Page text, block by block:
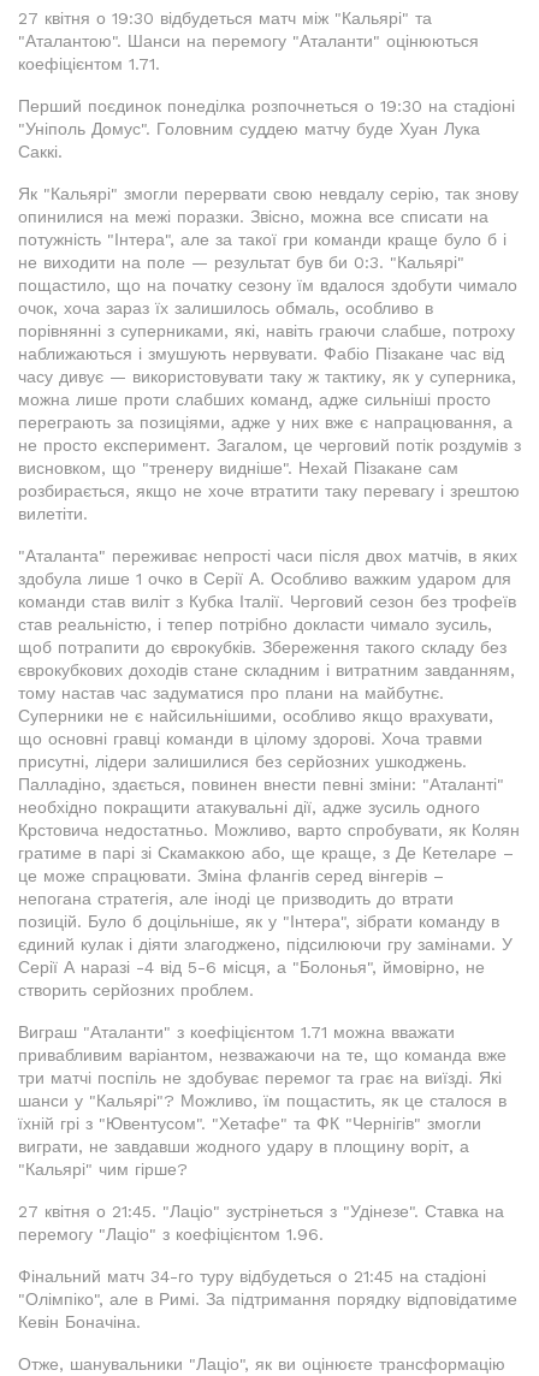
27 квітня о 19:30 відбудеться матч між "Кальярі" та
"Аталантою". Шанси на перемогу "Аталанти" оцінюються
коефіцієнтом 1.71.
Перший поєдинок понеділка розпочнеться о 19:30 на стадіоні
"Уніполь Домус". Головним суддею матчу буде Хуан Лука
Саккі.
Як "Кальярі" змогли перервати свою невдалу серію, так знову
опинилися на межі поразки. Звісно, можна все списати на
потужність "Інтера", але за такої гри команди краще було б і
не виходити на поле — результат був би 0:3. "Кальярі"
пощастило, що на початку сезону їм вдалося здобути чимало
очок, хоча зараз їх залишилось обмаль, особливо в
порівнянні з суперниками, які, навіть граючи слабше, потроху
наближаються і змушують нервувати. Фабіо Пізакане час від
часу дивує — використовувати таку ж тактику, як у суперника,
можна лише проти слабших команд, адже сильніші просто
переграють за позиціями, адже у них вже є напрацювання, а
не просто експеримент. Загалом, це черговий потік роздумів з
висновком, що "тренеру видніше". Нехай Пізакане сам
розбирається, якщо не хоче втратити таку перевагу і зрештою
вилетіти.
"Аталанта" переживає непрості часи після двох матчів, в яких
здобула лише 1 очко в Серії А. Особливо важким ударом для
команди став виліт з Кубка Італії. Черговий сезон без трофеїв
став реальністю, і тепер потрібно докласти чимало зусиль,
щоб потрапити до єврокубків. Збереження такого складу без
єврокубкових доходів стане складним і витратним завданням,
тому настав час задуматися про плани на майбутнє.
Суперники не є найсильнішими, особливо якщо врахувати,
що основні гравці команди в цілому здорові. Хоча травми
присутні, лідери залишилися без серйозних ушкоджень.
Палладіно, здається, повинен внести певні зміни: "Аталанті"
необхідно покращити атакувальні дії, адже зусиль одного
Крстовича недостатньо. Можливо, варто спробувати, як Колян
гратиме в парі зі Скамаккою або, ще краще, з Де Кетеларе –
це може спрацювати. Зміна флангів серед вінгерів –
непогана стратегія, але іноді це призводить до втрати
позицій. Було б доцільніше, як у "Інтера", зібрати команду в
єдиний кулак і діяти злагоджено, підсилюючи гру замінами. У
Серії А наразі -4 від 5-6 місця, а "Болонья", ймовірно, не
створить серйозних проблем.
Виграш "Аталанти" з коефіцієнтом 1.71 можна вважати
привабливим варіантом, незважаючи на те, що команда вже
три матчі поспіль не здобуває перемог та грає на виїзді. Які
шанси у "Кальярі"? Можливо, їм пощастить, як це сталося в
їхній грі з "Ювентусом". "Хетафе" та ФК "Чернігів" змогли
виграти, не завдавши жодного удару в площину воріт, а
"Кальярі" чим гірше?
27 квітня о 21:45. "Лаціо" зустрінеться з "Удінезе". Ставка на
перемогу "Лаціо" з коефіцієнтом 1.96.
Фінальний матч 34-го туру відбудеться о 21:45 на стадіоні
"Олімпіко", але в Римі. За підтримання порядку відповідатиме
Кевін Боначіна.
Отже, шанувальники "Лаціо", як ви оцінюєте трансформацію